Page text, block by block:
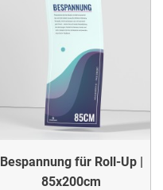
Bespannung für Roll-Up |
85x200cm